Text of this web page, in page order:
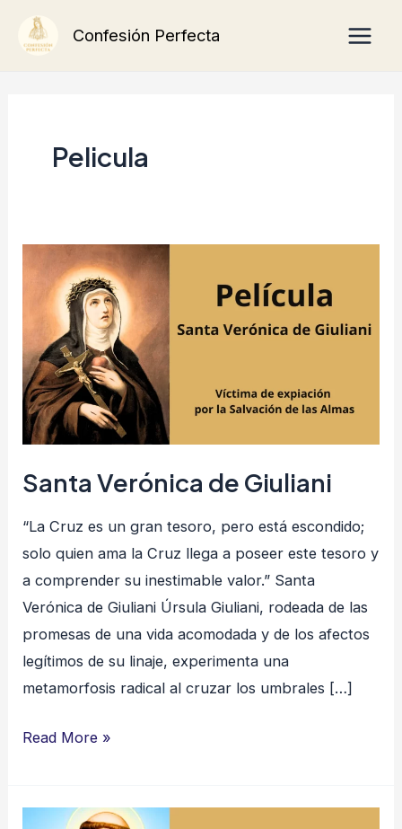
Confesión Perfecta
Pelicula
Santa Verónica de Giuliani
“La Cruz es un gran tesoro, pero está escondido;
solo quien ama la Cruz llega a poseer este tesoro y
a comprender su inestimable valor.” Santa
Verónica de Giuliani Úrsula Giuliani, rodeada de las
promesas de una vida acomodada y de los afectos
legítimos de su linaje, experimenta una
metamorfosis radical al cruzar los umbrales […]
Verónica
Giuliani
Read More »